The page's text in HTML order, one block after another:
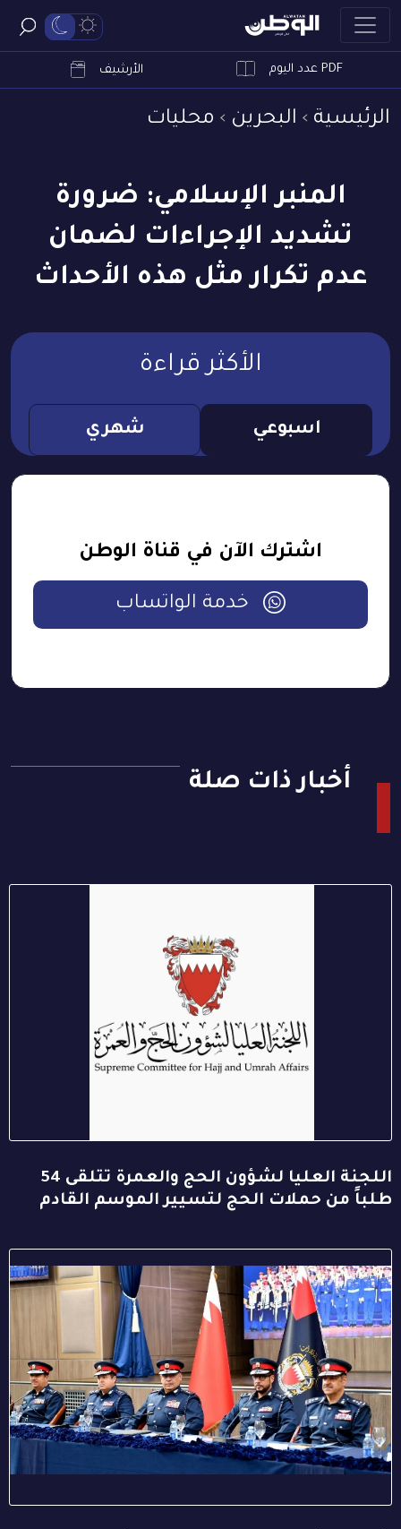
PDF عدد اليوم الأرشيف
الرئيسية البحرين محليات
المنبر الإسلامي: ضرورة
تشديد الإجراءات لضمان
عدم تكرار مثل هذه الأحداث
الأكثر قراءة
اسبوعي شهري
اشترك الآن في قناة الوطن
خدمة الواتساب
أخبار ذات صلة
اللجنة العليا لشؤون الحج والعمرة تتلقى 54
طلباً من حملات الحج لتسيير الموسم القادم